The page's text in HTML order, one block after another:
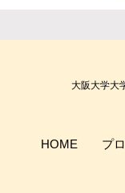
大阪大学大
HOME プ